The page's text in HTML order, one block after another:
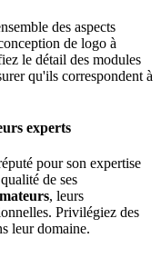
des aspects
de logo à
le détail des modules
qu'ils correspondent à
experts
pour son expertise
de ses
, leurs
Privilégiez des
leur domaine.